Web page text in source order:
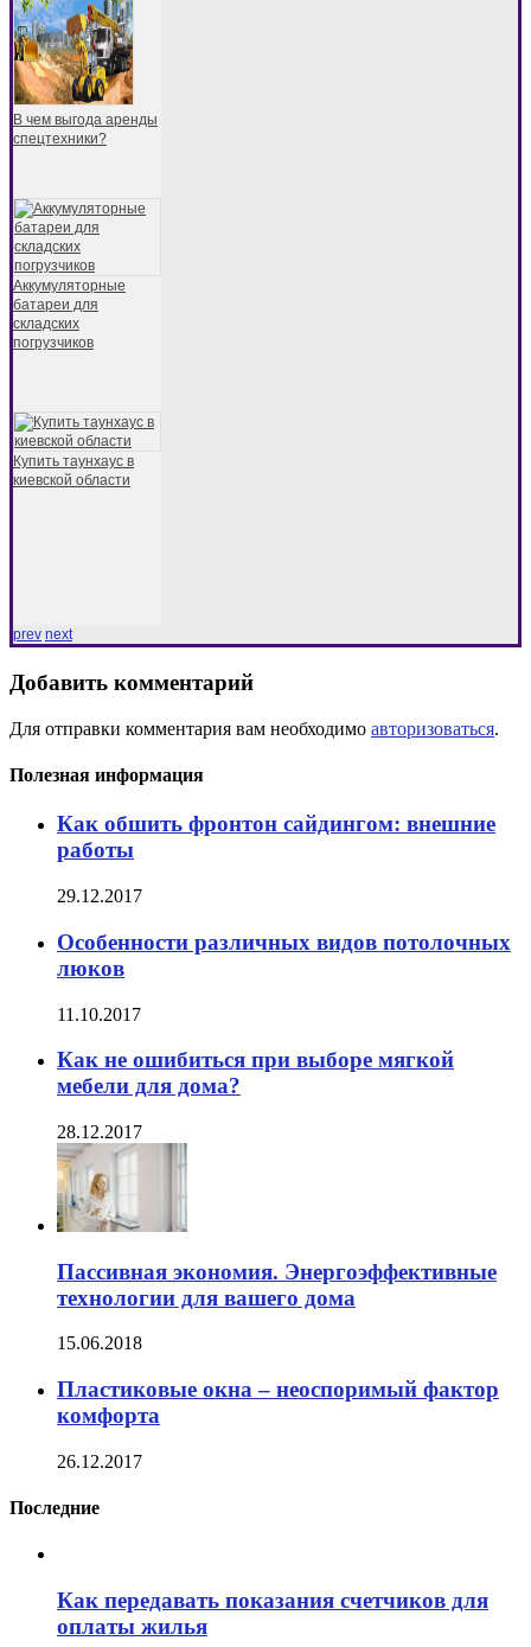
В чем выгода аренды
спецтехники?
Аккумуляторные
батареи для
складских
погрузчиков
Купить таунхаус в
киевской области
prev next
Добавить комментарий
Для отправки комментария вам необходимо авторизоваться.
Полезная информация
Как обшить фронтон сайдингом: внешние
работы
29.12.2017
Особенности различных видов потолочных
люков
11.10.2017
Как не ошибиться при выборе мягкой
мебели для дома?
28.12.2017
Пассивная экономия. Энергоэффективные
технологии для вашего дома
15.06.2018
Пластиковые окна – неоспоримый фактор
комфорта
26.12.2017
Последние
Как передавать показания счетчиков для
оплаты жилья